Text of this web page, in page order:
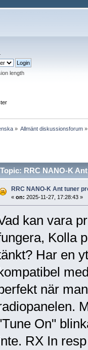
length
» Allmänt diskussionsforum»
Topic: RRC NANO-K
RRC NANO-K Ant tuner
« on: 2025-11-27, 17:28:43 »
kan vara
Kolla
Har en
när
On"
RX In